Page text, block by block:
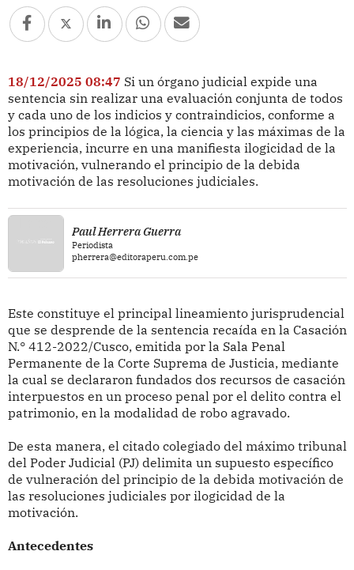
18/12/2025 08:47 Si un órgano judicial expide una
sentencia sin realizar una evaluación conjunta de todos
y cada uno de los indicios y contraindicios, conforme a
los principios de la lógica, la ciencia y las máximas de la
experiencia, incurre en una manifiesta ilogicidad de la
motivación, vulnerando el principio de la debida
motivación de las resoluciones judiciales.
Paul Herrera Guerra
Periodista
pherrera@editoraperu.com.pe
Este constituye el principal lineamiento jurisprudencial
que se desprende de la sentencia recaída en la Casación
N.° 412-2022/Cusco, emitida por la Sala Penal
Permanente de la Corte Suprema de Justicia, mediante
la cual se declararon fundados dos recursos de casación
interpuestos en un proceso penal por el delito contra el
patrimonio, en la modalidad de robo agravado.
De esta manera, el citado colegiado del máximo tribunal
del Poder Judicial (PJ) delimita un supuesto específico
de vulneración del principio de la debida motivación de
las resoluciones judiciales por ilogicidad de la
motivación.
Antecedentes